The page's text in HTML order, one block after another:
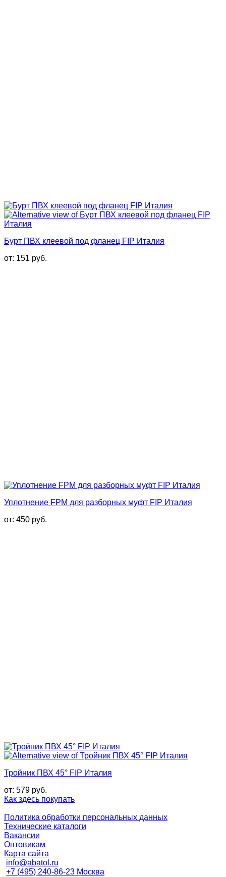
Бурт ПВХ клеевой под фланец FIP Италия
от: 151 руб.
Уплотнение FPM для разборных муфт FIP Италия
от: 450 руб.
Тройник ПВХ 45° FIP Италия
от: 579 руб.
Как здесь покупать
Политика обработки персональных данных
Технические каталоги
Вакансии
Оптовикам
Карта сайта
info@abatol.ru
+7 (495) 240-86-23 Москва